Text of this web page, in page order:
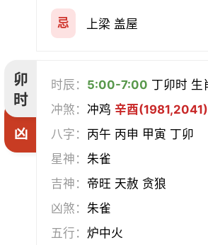
忌 上梁 盖屋
卯
时
凶
时辰： 5:00-7:00 丁卯时 生
冲煞：冲鸡辛酉(1981,2041)
八字： 丙午 丙申 甲寅 丁卯
星神：朱雀
吉神： 帝旺 天赦 贪狼
凶煞：朱雀
五行： 炉中火